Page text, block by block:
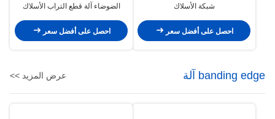
شبكة الأسلاك
احصل على أفضل سعر
الضوضاء آلة قطع التراب الأسلاك
احصل على أفضل سعر
banding edge آلة عرض المزيد >>